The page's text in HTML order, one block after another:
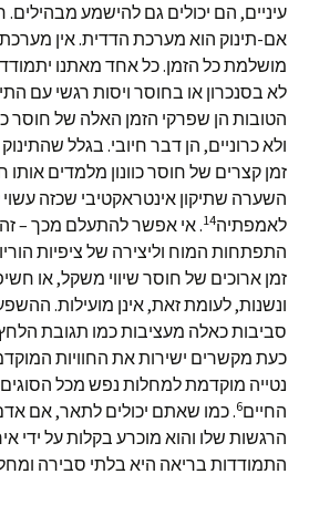
עיניים, הם יכולים גם להישמע
אם-תינוק הוא מערכת הדדית. אין
מושלמת כל הזמן. כל אחד מאתנו
לא בסנכרון או בחוסר ויסות רגשי עם
הטובות הן שפרקי הזמן האלה של חוסר
ולא כרוניים, הן דבר חיובי. בגלל
זמן קצרים של חוסר כוונון מלמדים אותו
השערה שתיקון אינטראקטיבי שכזה
לאמפתיה14. אי אפשר להתעלם מכך – זה
התפתחות המוח וליצירה של ציפיות
זמן ארוכים של חוסר שיווי משקל, או
ונשנות, לעומת זאת, אינן מועילות.
סביבות כאלה מעציבות כמו תגובת
כעת מקשרים ישירות את החוויות
נטייה מוקדמת למחלות נפש מכל
החיים6. כמו שאתם יכולים לתאר, אם אדם
הרגשות שלו והוא מוכרע בקלות על ידי
התמודדות בריאה היא בלתי סבירה